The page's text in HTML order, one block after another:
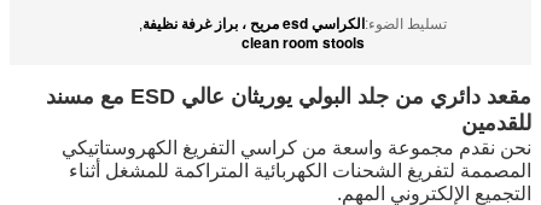
تسليط الضوء:الكراسي esd مريح ، براز غرفة نظيفة ,
clean room stools
مقعد دائري من جلد البولي يوريثان عالي ESD مع مسند
للقدمين
نحن نقدم مجموعة واسعة من كراسي التفريغ الكهروستاتيكي
المصممة لتفريغ الشحنات الكهربائية المتراكمة للمشغل أثناء
التجميع الإلكتروني المهم.